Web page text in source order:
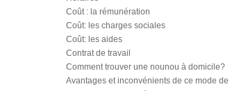
Coût : la rémunération
Coût: les charges sociales
Coût: les aides
Contrat de travail
Comment trouver une nounou à domicile?
Avantages et inconvénients de ce mode